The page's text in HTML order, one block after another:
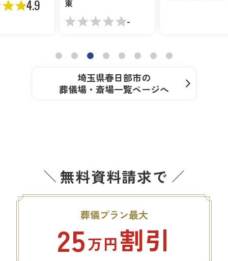
埼玉県春日部市の
葬儀場・斎場一覧ページへ
無料資料請求で
葬儀プラン最大
25万円割引